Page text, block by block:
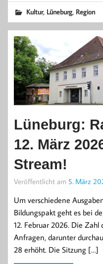
Kultur, Lüneburg, Region
Lüneburg:
12. März
Stream!
Veröffentlicht am 5. März
Um verschiedene
Bildungspakt geht es bei
12. Februar 2026. Die
Anfragen, darunter
28 erhöht. Die Sitzung […]